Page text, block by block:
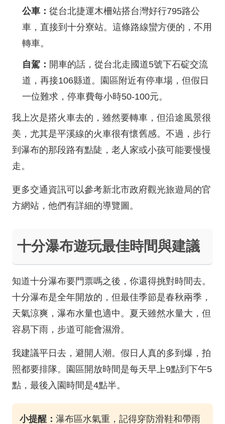
公車： 從台北捷運木柵站搭台灣好行795路公
車，直接到十分寮站。這條路線蠻方便的，不用
轉車。
自駕： 開車的話，從台北走國道5號下石碇交流
道，再接106縣道。園區附近有停車場，但假日
一位難求，停車費每小時50-100元。
我上次是搭火車去的，雖然要轉車，但沿途風景很
美，尤其是平溪線的火車很有懷舊感。不過，步行
到瀑布的那段路有點陡，老人家或小孩可能要慢慢
走。
更多交通資訊可以參考新北市政府觀光旅遊局的官
方網站，他們有詳細的導覽圖。
十分瀑布遊玩最佳時間與建議
知道十分瀑布要門票嗎之後，你還得挑對時間去。
十分瀑布是全年開放的，但最佳季節是春秋兩季，
天氣涼爽，瀑布水量也適中。夏天雖然水量大，但
容易下雨，步道可能會濕滑。
我建議平日去，避開人潮。假日人真的多到爆，拍
照都要排隊。園區開放時間是每天早上9點到下午5
點，最後入園時間是4點半。
小提醒： 瀑布區水氣重，記得穿防滑鞋和帶雨